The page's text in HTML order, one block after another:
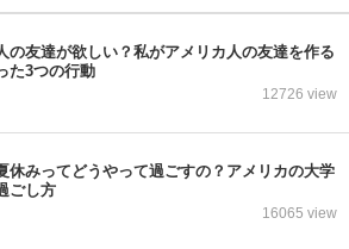
の友達が欲しい？私がアメリカ人の友達を作る
た3つの行動
12726 view
休みってどうやって過ごすの？アメリカの大学
ごし方
16065 view